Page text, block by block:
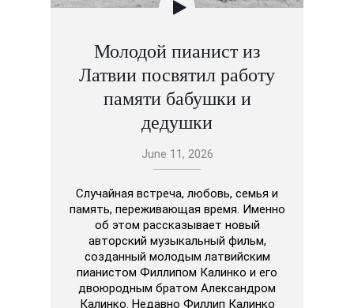
Молодой пианист из
Латвии посвятил работу
памяти бабушки и
дедушки
June 11, 2026
Случайная встреча, любовь, семья и
память, переживающая время. Именно
об этом рассказывает новый
авторский музыкальный фильм,
созданный молодым латвийским
пианистом Филлипом Калинко и его
двоюродным братом Александром
Калинко. Недавно Филлип Калинко